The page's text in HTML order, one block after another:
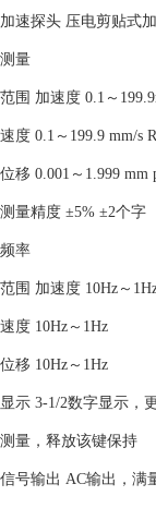
加速探头 压电剪贴式
测量
范围 加速度 0.1～
速度 0.1～199.9 mm/s
位移 0.001～1.999 mm
测量精度 ±5% ±2个字
频率
范围 加速度 10Hz～
速度 10Hz～1Hz
位移 10Hz～1Hz
显示 3-1/2数字显示，
测量，释放该键保持
信号输出 AC输出，满